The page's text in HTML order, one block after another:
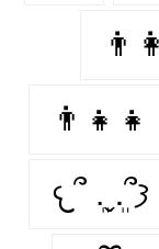
👨‍👧‍👧
𐔌՞ ܸ.ˬ.ܸ՞𐦯